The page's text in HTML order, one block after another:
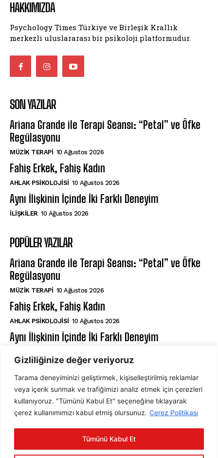
Gizliliğinize değer veriyoruz
Tarama deneyiminizi geliştirmek, kişiselleştirilmiş reklamlar
veya içerik sunmak ve trafiğimizi analiz etmek için çerezleri
kullanıyoruz. "Tümünü Kabul Et" seçeneğine tıklayarak
çerez kullanımımızı kabul etmiş olursunuz. Çerez Politikası
Tümünü Kabul Et
HAKKIMIZDA
Psychology Times Türkiye ve Birleşik Krallık
merkezli uluslararası bir psikoloji platformudur.
SON YAZILAR
Ariana Grande ile Terapi Seansı: “Petal” ve Öfke
Regülasyonu
MÜZIK TERAPI 10 Ağustos 2026
Fahiş Erkek, Fahiş Kadın
AHLAK PSIKOLOJISI 10 Ağustos 2026
Aynı İlişkinin İçinde İki Farklı Deneyim
İLIŞKILER 10 Ağustos 2026
POPÜLER YAZILAR
Ariana Grande ile Terapi Seansı: “Petal” ve Öfke
Regülasyonu
MÜZIK TERAPI 10 Ağustos 2026
Fahiş Erkek, Fahiş Kadın
AHLAK PSIKOLOJISI 10 Ağustos 2026
Aynı İlişkinin İçinde İki Farklı Deneyim
ABONE OL
ABONE OL